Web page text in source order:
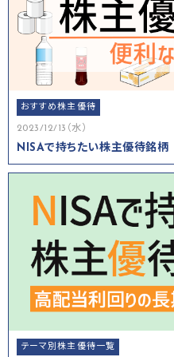
おすすめ株主優待
2023/12/13（水）
NISAで持ちたい株主優待銘
テーマ別株主優待一覧